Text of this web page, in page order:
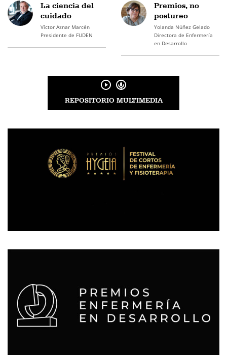
La ciencia del
cuidado
Víctor Aznar Marcén
Presidente de FUDEN
Premios, no
postureo
Yolanda Núñez Gelado
Directora de Enfermería
en Desarrollo
REPOSITORIO MULTIMEDIA